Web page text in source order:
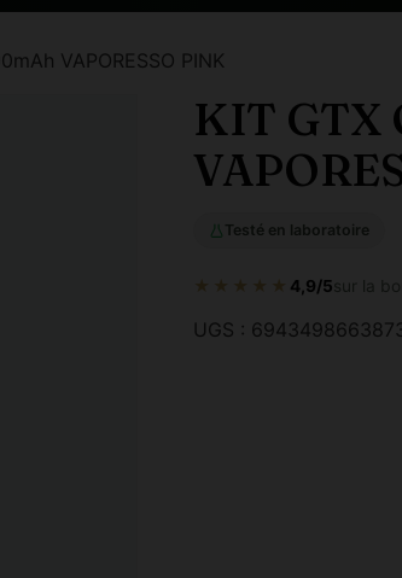
VAPORESSO PINK
KIT GTX
Testé en laboratoire
★★★★★ 4,9/5sur la
UGS :